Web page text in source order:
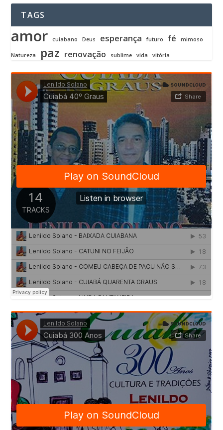
TAGS
amor cuiabano Deus esperança futuro fé mimoso
Natureza paz renovação sublime vida vitória